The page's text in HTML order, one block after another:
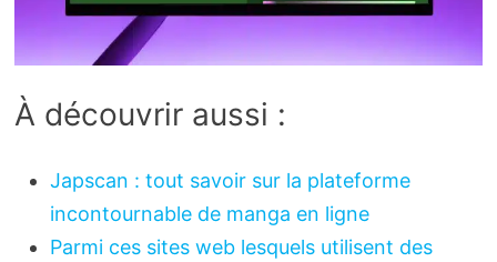
À découvrir aussi :
Japscan : tout savoir sur la plateforme
incontournable de manga en ligne
Parmi ces sites web lesquels utilisent des